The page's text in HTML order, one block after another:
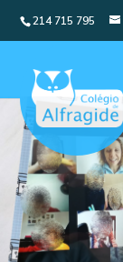
214 715 795